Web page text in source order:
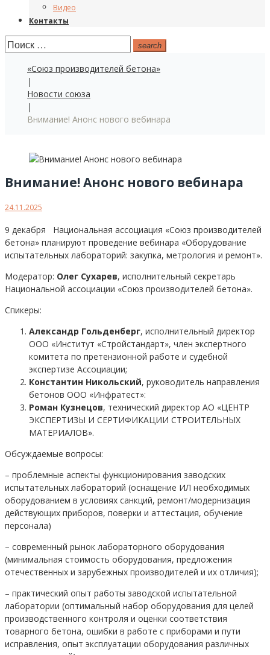
Видео
Контакты
Поиск: search
«Союз производителей бетона»
|
Новости союза
|
Внимание! Анонс нового вебинара
Внимание! Анонс нового вебинара
24.11.2025
9 декабря Национальная ассоциация «Союз производителей
бетона» планируют проведение вебинара «Оборудование
испытательных лабораторий: закупка, метрология и ремонт».
Модератор: Олег Сухарев, исполнительный секретарь
Национальной ассоциации «Союз производителей бетона».
Спикеры:
Александр Гольденберг, исполнительный директор
ООО «Институт «Стройстандарт», член экспертного
комитета по претензионной работе и судебной
экспертизе Ассоциации;
Константин Никольский, руководитель направления
бетонов ООО «Инфратест»:
Роман Кузнецов, технический директор АО «ЦЕНТР
ЭКСПЕРТИЗЫ И СЕРТИФИКАЦИИ СТРОИТЕЛЬНЫХ
МАТЕРИАЛОВ».
Обсуждаемые вопросы:
– проблемные аспекты функционирования заводских
испытательных лабораторий (оснащение ИЛ необходимых
оборудованием в условиях санкций, ремонт/модернизация
действующих приборов, поверки и аттестация, обучение
персонала)
– современный рынок лабораторного оборудования
(минимальная стоимость оборудования, предложения
отечественных и зарубежных производителей и их отличия);
– практический опыт работы заводской испытательной
лаборатории (оптимальный набор оборудования для целей
производственного контроля и оценки соответствия
товарного бетона, ошибки в работе с приборами и пути
исправления, опыт эксплуатации оборудования различных